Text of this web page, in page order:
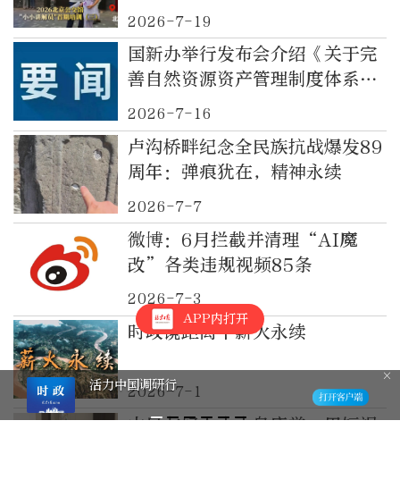
年公交故事，以少年之力赓续首
都红色文脉
2026-7-19
国新办举行发布会介绍《关于完
善自然资源资产管理制度体系的
意见》有关情况促进自然资源安
全高效永续利用和资产保值增值
2026-7-16
卢沟桥畔纪念全民族抗战爆发89
周年：弹痕犹在，精神永续
2026-7-7
微博：6月拦截并清理“AI魔
改”各类违规视频85条
2026-7-3
时政镜距离丨薪火永续
2026-7-1
中日友好人士小岛康誉：用短视
APP内打开
活力中国调研行